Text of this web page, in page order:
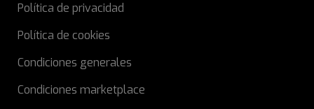
Política de privacidad
Política de cookies
Condiciones generales
Condiciones marketplace